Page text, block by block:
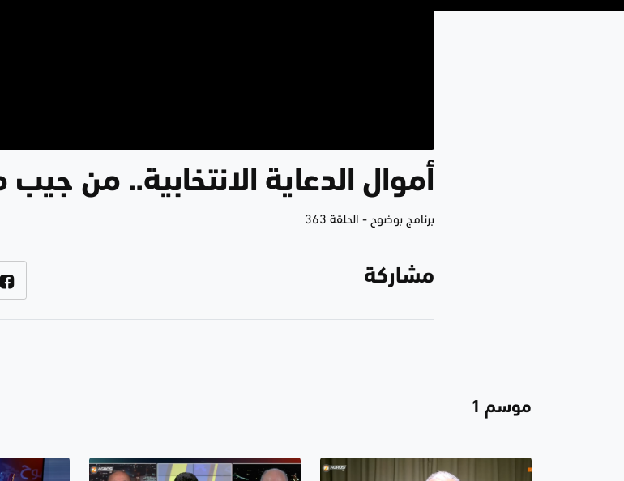
أموال الدعاية الانتخابية.. من
برنامج بوضوح - الحلقة 363
مشاركة
موسم 1